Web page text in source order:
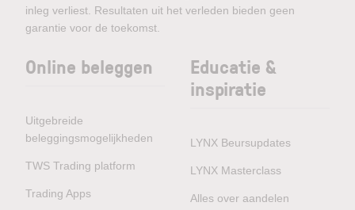
inleg verliest. Resultaten uit het verleden bieden geen
garantie voor de toekomst.
Online beleggen
Uitgebreide
beleggingsmogelijkheden
TWS Trading platform
Trading Apps
Educatie &
inspiratie
LYNX Beursupdates
LYNX Masterclass
Alles over aandelen